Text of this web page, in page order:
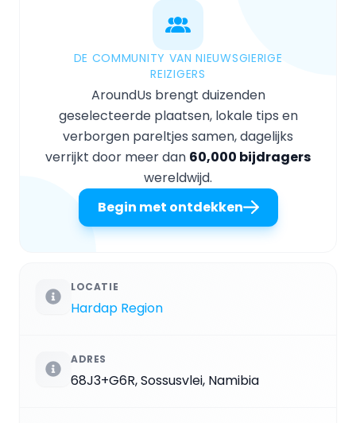
DE COMMUNITY VAN NIEUWSGIERIGE
REIZIGERS
AroundUs brengt duizenden
geselecteerde plaatsen, lokale tips en
verborgen pareltjes samen, dagelijks
verrijkt door meer dan 60,000 bijdragers
wereldwijd.
Begin met ontdekken
LOCATIE
Hardap Region
ADRES
68J3+G6R, Sossusvlei, Namibia